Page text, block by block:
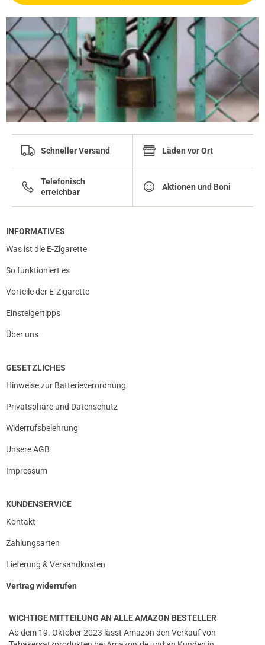
Schneller Versand Läden vor Ort
Telefonisch
erreichbar
Aktionen und Boni
INFORMATIVES
Was ist die E-Zigarette
So funktioniert es
Vorteile der E-Zigarette
Einsteigertipps
Über uns
GESETZLICHES
Hinweise zur Batterieverordnung
Privatsphäre und Datenschutz
Widerrufsbelehrung
Unsere AGB
Impressum
KUNDENSERVICE
Kontakt
Zahlungsarten
Lieferung & Versandkosten
Vertrag widerrufen
WICHTIGE MITTEILUNG AN ALLE AMAZON BESTELLER
Ab dem 19. Oktober 2023 lässt Amazon den Verkauf von